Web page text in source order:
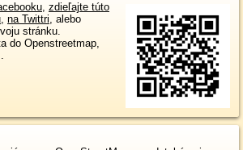
, zdieľajte túto
, na Twittri, alebo
stránku.
do Openstreetmap,